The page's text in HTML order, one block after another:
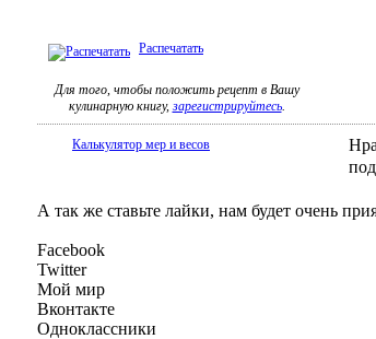
Распечатать
Для того, чтобы положить рецепт в Вашу
кулинарную книгу, зарегистрируйтесь.
Калькулятор мер и весов
А так же ставьте лайки, нам будет очень
Facebook
Twitter
Мой мир
Вконтакте
Одноклассники